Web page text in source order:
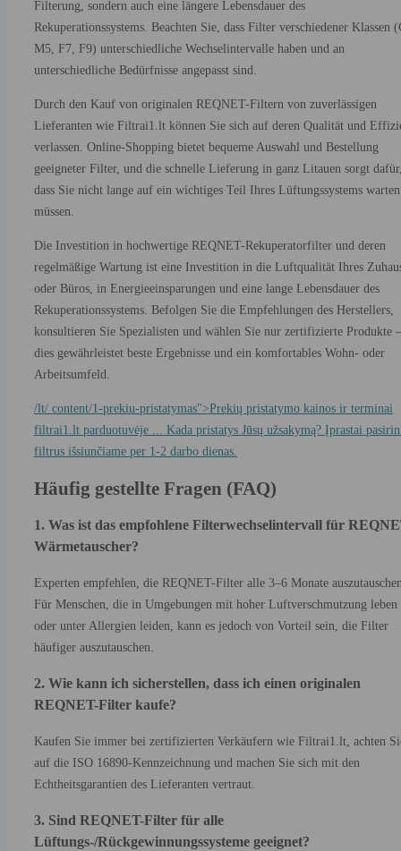
Filterung, sondern auch eine längere Lebensdauer des
Rekuperationssystems. Beachten Sie, dass Filter verschiedener Klassen
M5, F7, F9) unterschiedliche Wechselintervalle haben und an
unterschiedliche Bedürfnisse angepasst sind.
Durch den Kauf von originalen REQNET-Filtern von zuverlässigen
Lieferanten wie Filtrai1.lt können Sie sich auf deren Qualität und
verlassen. Online-Shopping bietet bequeme Auswahl und Bestellung
geeigneter Filter, und die schnelle Lieferung in ganz Litauen sorgt
dass Sie nicht lange auf ein wichtiges Teil Ihres Lüftungssystems warten
müssen.
Die Investition in hochwertige REQNET-Rekuperatorfilter und deren
regelmäßige Wartung ist eine Investition in die Luftqualität Ihres
oder Büros, in Energieeinsparungen und eine lange Lebensdauer des
Rekuperationssystems. Befolgen Sie die Empfehlungen des Herstellers,
konsultieren Sie Spezialisten und wählen Sie nur zertifizierte Produkte –
dies gewährleistet beste Ergebnisse und ein komfortables Wohn- oder
Arbeitsumfeld.
/lt/ content/1-prekiu-pristatymas">Prekių pristatymo kainos ir terminai
filtrai1.lt parduotuvėje ... Kada pristatys Jūsų užsakymą? Įprastai
filtrus išsiunčiame per 1-2 darbo dienas.
Häufig gestellte Fragen (FAQ)
1. Was ist das empfohlene Filterwechselintervall für
Wärmetauscher?
Experten empfehlen, die REQNET-Filter alle 3–6 Monate
Für Menschen, die in Umgebungen mit hoher Luftverschmutzung leben
oder unter Allergien leiden, kann es jedoch von Vorteil sein, die Filter
häufiger auszutauschen.
2. Wie kann ich sicherstellen, dass ich einen originalen
REQNET-Filter kaufe?
Kaufen Sie immer bei zertifizierten Verkäufern wie Filtrai1.lt, achten
auf die ISO 16890-Kennzeichnung und machen Sie sich mit den
Echtheitsgarantien des Lieferanten vertraut.
3. Sind REQNET-Filter für alle
Lüftungs-/Rückgewinnungssysteme geeignet?